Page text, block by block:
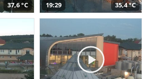
37,6 °C 19:29 35,4 °C